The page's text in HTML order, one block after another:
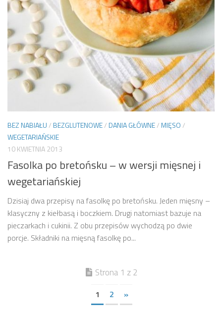
BEZ NABIAŁU/BEZGLUTENOWE/DANIA GŁÓWNE/MIĘSO/
WEGETARIAŃSKIE
10 KWIETNIA 2013
Fasolka po bretońsku – w wersji mięsnej i
wegetariańskiej
Dzisiaj dwa przepisy na fasolkę po bretońsku. Jeden mięsny –
klasyczny z kiełbasą i boczkiem. Drugi natomiast bazuje na
pieczarkach i cukinii. Z obu przepisów wychodzą po dwie
porcje. Składniki na mięsną fasolkę po...
Strona 1 z 2
1 2 »